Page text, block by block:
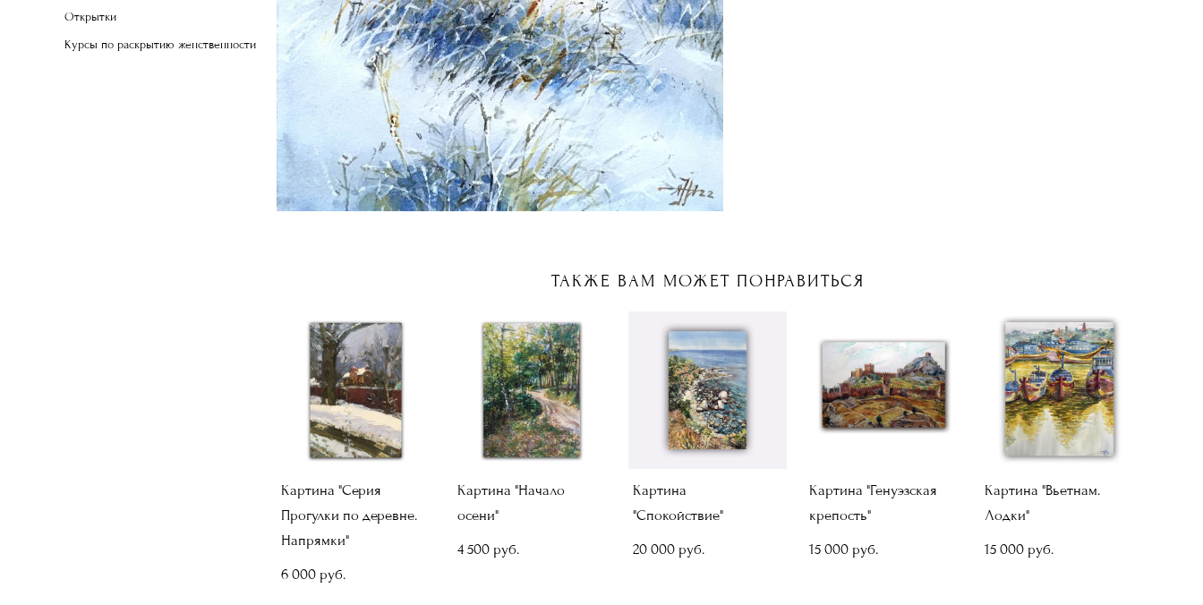
Открытки
Курсы по раскрытию женственности
ТАКЖЕ ВАМ МОЖЕТ ПОНРАВИТЬСЯ
Картина "Серия
Прогулки по деревне.
Напрямки"
6 000 pуб.
Картина "Начало
осени"
4 500 pуб.
Картина
"Спокойствие"
20 000 pуб.
Картина "Генуэзская
крепость"
15 000 pуб.
Картина "Вьетнам.
Лодки"
15 000 pуб.